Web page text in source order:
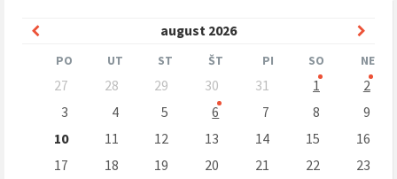
august 2026
Predchádzajúci
mesiac
PO UT ST ŠT PI SO NE
Preskočit
kalendárne
27 28 29 30 31 1
2
3
4 5 6 7 8
9
10
11 12 13 14 15
16
17
18 19 20 21 22
23